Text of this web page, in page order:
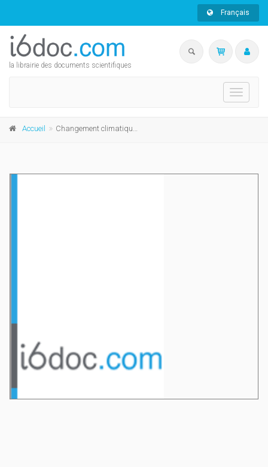
Français
la librairie des documents scientifiques
Toggle
Accueil Changement climatique et familles politiques en Europe